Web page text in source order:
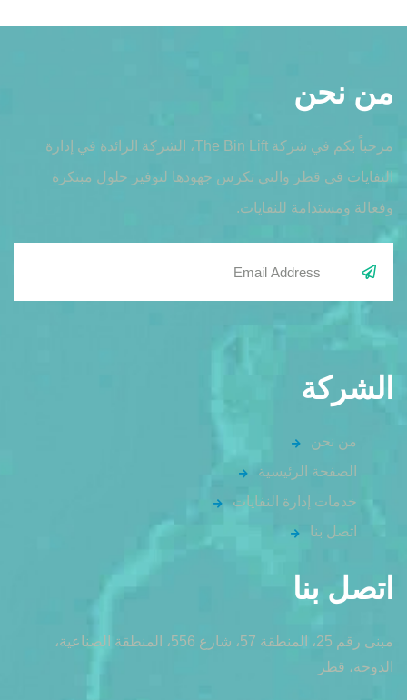
من نحن
مرحباً بكم في شركة The Bin Lift، الشركة الرائدة في إدارة
النفايات في قطر والتي تكرس جهودها لتوفير حلول مبتكرة
وفعالة ومستدامة للنفايات.
الشركة
من نحن
الصفحة الرئيسية
خدمات إدارة النفايات
اتصل بنا
اتصل بنا
مبنى رقم 25، المنطقة 57، شارع 556، المنطقة الصناعية،
الدوحة، قطر